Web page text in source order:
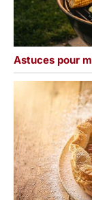
Astuces pour